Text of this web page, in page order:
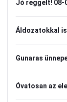
Jó reggelt! 08-
Áldozatokkal is
Gunaras
Óvatosan az